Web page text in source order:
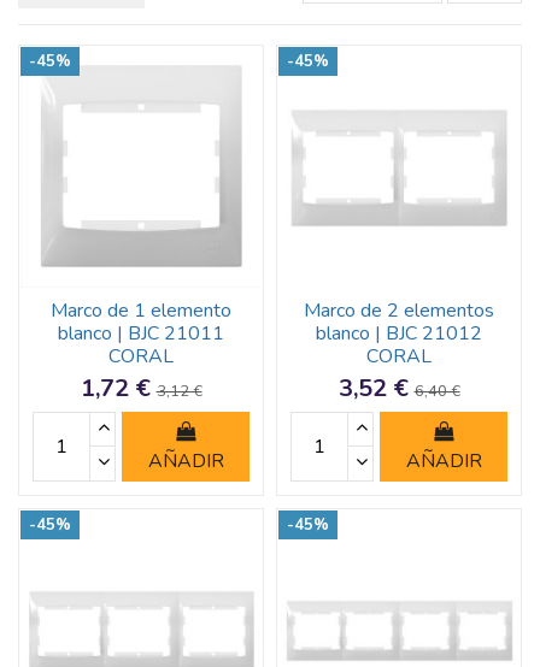
-45%
Marco de 1 elemento
blanco | BJC 21011
CORAL
1,72 €3,12 €
AÑADIR
-45%
Marco de 2 elementos
blanco | BJC 21012
CORAL
3,52 €6,40 €
AÑADIR
-45% -45%